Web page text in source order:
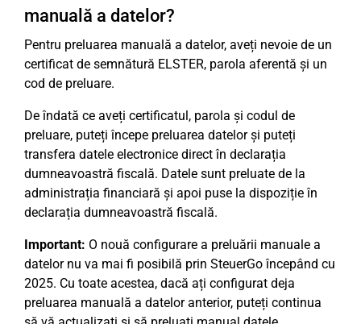
manuală a datelor?
Pentru preluarea manuală a datelor, aveți nevoie de un
certificat de semnătură ELSTER, parola aferentă și un
cod de preluare.
De îndată ce aveți certificatul, parola și codul de
preluare, puteți începe preluarea datelor și puteți
transfera datele electronice direct în declarația
dumneavoastră fiscală. Datele sunt preluate de la
administrația financiară și apoi puse la dispoziție în
declarația dumneavoastră fiscală.
Important: O nouă configurare a preluării manuale a
datelor nu va mai fi posibilă prin SteuerGo începând cu
2025. Cu toate acestea, dacă ați configurat deja
preluarea manuală a datelor anterior, puteți continua